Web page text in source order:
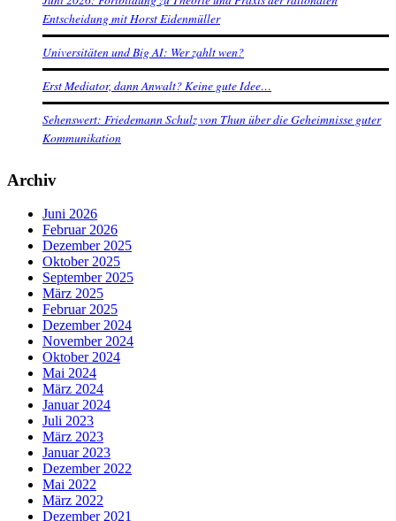
Entscheidung mit Horst Eidenmüller
Universitäten und Big AI: Wer zahlt wen?
Erst Mediator, dann Anwalt? Keine gute Idee…
Sehenswert: Friedemann Schulz von Thun über die Geheimnisse guter
Kommunikation
Archiv
Juni 2026
Februar 2026
Dezember 2025
Oktober 2025
September 2025
März 2025
Februar 2025
Dezember 2024
November 2024
Oktober 2024
Mai 2024
März 2024
Januar 2024
Juli 2023
März 2023
Januar 2023
Dezember 2022
Mai 2022
März 2022
Dezember 2021